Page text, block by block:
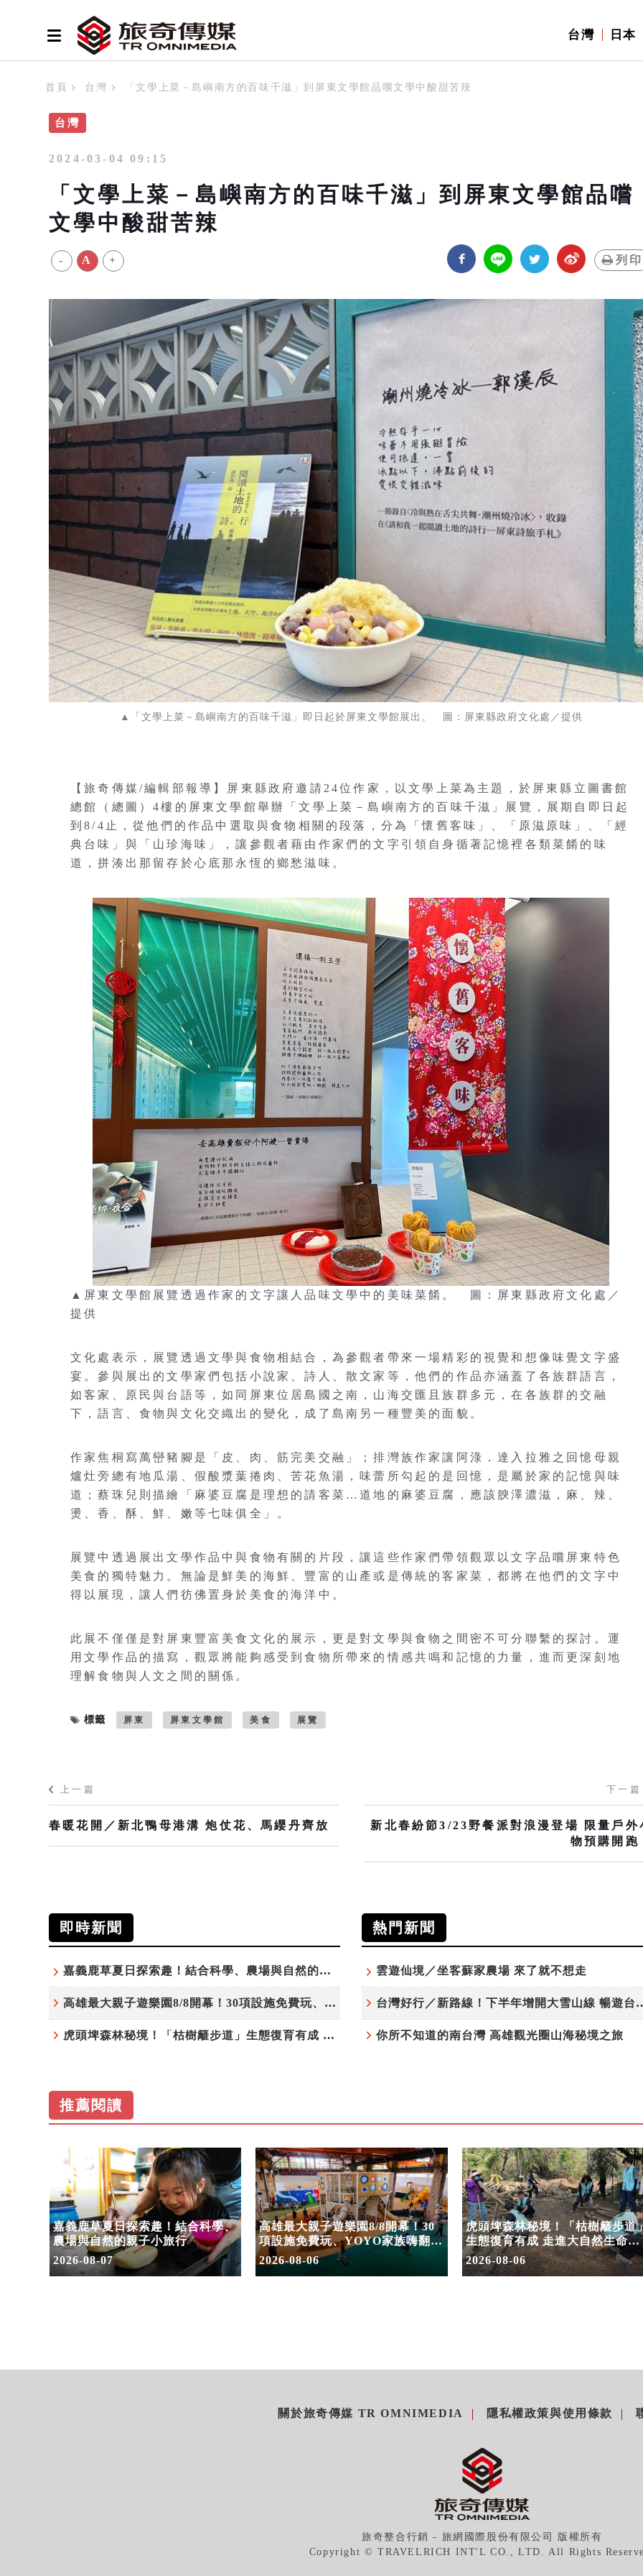
台灣 日本
首頁 台灣 「文學上菜－島嶼南方的百味千滋」到屏東文學館品嚐文學中酸甜苦辣
台灣
2024-03-04 09:15
「文學上菜－島嶼南方的百味千滋」到屏東文學館品嚐
文學中酸甜苦辣
- A + 列印
▲「文學上菜－島嶼南方的百味千滋」即日起於屏東文學館展出。 圖：屏東縣政府文化處／提供
【旅奇傳媒/編輯部報導】屏東縣政府邀請24位作家，以文學上菜為主題，於屏東縣立圖書館
總館（總圖）4樓的屏東文學館舉辦「文學上菜－島嶼南方的百味千滋」展覽，展期自即日起
到8/4止，從他們的作品中選取與食物相關的段落，分為「懷舊客味」、「原滋原味」、「經
典台味」與「山珍海味」，讓參觀者藉由作家們的文字引領自身循著記憶裡各類菜餚的味
道，拼湊出那留存於心底那永恆的鄉愁滋味。
▲屏東文學館展覽透過作家的文字讓人品味文學中的美味菜餚。 圖：屏東縣政府文化處／
提供
文化處表示，展覽透過文學與食物相結合，為參觀者帶來一場精彩的視覺和想像味覺文字盛
宴。參與展出的文學家們包括小說家、詩人、散文家等，他們的作品亦涵蓋了各族群語言，
如客家、原民與台語等，如同屏東位居島國之南，山海交匯且族群多元，在各族群的交融
下，語言、食物與文化交織出的變化，成了島南另一種豐美的面貌。
作家焦桐寫萬巒豬腳是「皮、肉、筋完美交融」；排灣族作家讓阿淥．達入拉雅之回憶母親
爐灶旁總有地瓜湯、假酸漿葉捲肉、苦花魚湯，味蕾所勾起的是回憶，是屬於家的記憶與味
道；蔡珠兒則描繪「麻婆豆腐是理想的請客菜…道地的麻婆豆腐，應該腴澤濃滋，麻、辣、
燙、香、酥、鮮、嫩等七味俱全」。
展覽中透過展出文學作品中與食物有關的片段，讓這些作家們帶領觀眾以文字品嚐屏東特色
美食的獨特魅力。無論是鮮美的海鮮、豐富的山產或是傳統的客家菜，都將在他們的文字中
得以展現，讓人們彷佛置身於美食的海洋中。
此展不僅僅是對屏東豐富美食文化的展示，更是對文學與食物之間密不可分聯繫的探討。運
用文學作品的描寫，觀眾將能夠感受到食物所帶來的情感共鳴和記憶的力量，進而更深刻地
理解食物與人文之間的關係。
標籤 屏東 屏東文學館 美食 展覽
上一篇
春暖花開／新北鴨母港溝 炮仗花、馬纓丹齊放
下一篇
新北春紛節3/23野餐派對浪漫登場 限量戶外
物預購開跑
即時新聞
嘉義鹿草夏日探索趣！結合科學、農場與自然的親子小旅行
高雄最大親子遊樂園8/8開幕！30項設施免費玩、YOYO家族嗨翻暑假
虎頭埤森林秘境！「枯樹籬步道」生態復育有成 走進大自然生命教室
熱門新聞
雲遊仙境／坐客蘇家農場 來了就不想走
台灣好行／新路線！下
你所不知道的南台灣 高雄觀光圈山海秘境之旅
推薦閱讀
嘉義鹿草夏日探索趣！結合科學、
農場與自然的親子小旅行
2026-08-07
高雄最大親子遊樂園8/8開幕！30
項設施免費玩、YOYO家族嗨翻暑
假
2026-08-06
虎頭埤森林秘境！「枯樹籬步道
生態復育有成 走進大自然生命教
室
2026-08-06
關於旅奇傳媒 TR OMNIMEDIA 隱私權政策與使用條款
旅奇整合行銷 - 旅網國際股份有限公司 版權所有
Copyright © TRAVELRICH INT'L CO., LTD. All Rights